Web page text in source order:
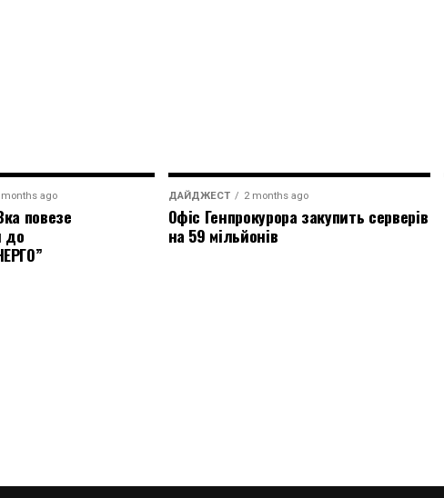
months ago
повезе
до
ДАЙДЖЕСТ 2 months ago
Офіс Генпрокурора закупить серверів
на 59 мільйонів